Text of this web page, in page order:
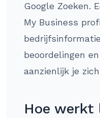
Google Zoeken.
My Business
beoordelingen
aanzienlijk je
Hoe